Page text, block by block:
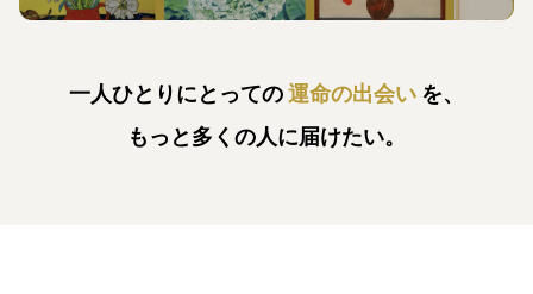
一人ひとりにとっての運命の出会い を、
もっと多くの人に届けたい。